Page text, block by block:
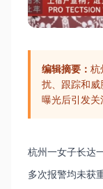
编辑摘要： 杭
扰、跟踪和
曝光后引发
杭州一女子长达
多次报警均未获